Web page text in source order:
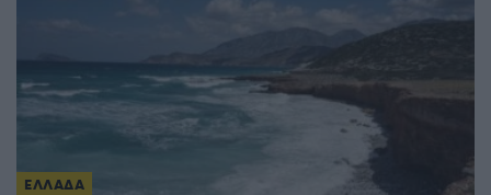
ΕΛΛΑΔΑ